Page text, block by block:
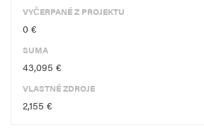
VYČERPANÉ Z PROJEKTU
0 €
SUMA
43,095 €
VLASTNÉ ZDROJE
2,155 €